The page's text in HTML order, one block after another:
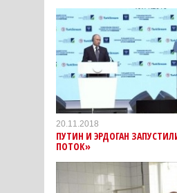
20.11.2018
ПУТИН И ЭРДОГАН
ПОТОК»